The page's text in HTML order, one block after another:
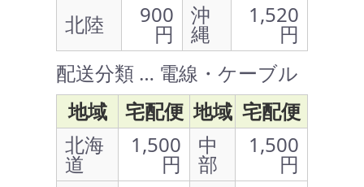
北陸
900
円
沖
縄
1,520
円
配送分類 … 電線・ケーブル
地域
宅配便 地域 宅配便
北海
道
1,500
円
中
部
1,500
円